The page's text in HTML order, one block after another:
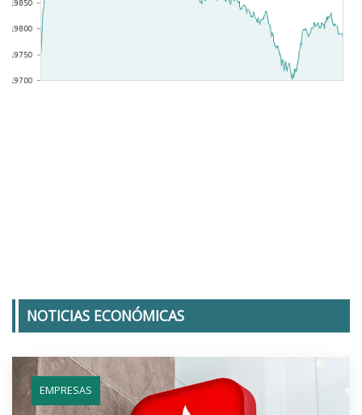
NOTICIAS ECONÓMICAS
EMPRESAS